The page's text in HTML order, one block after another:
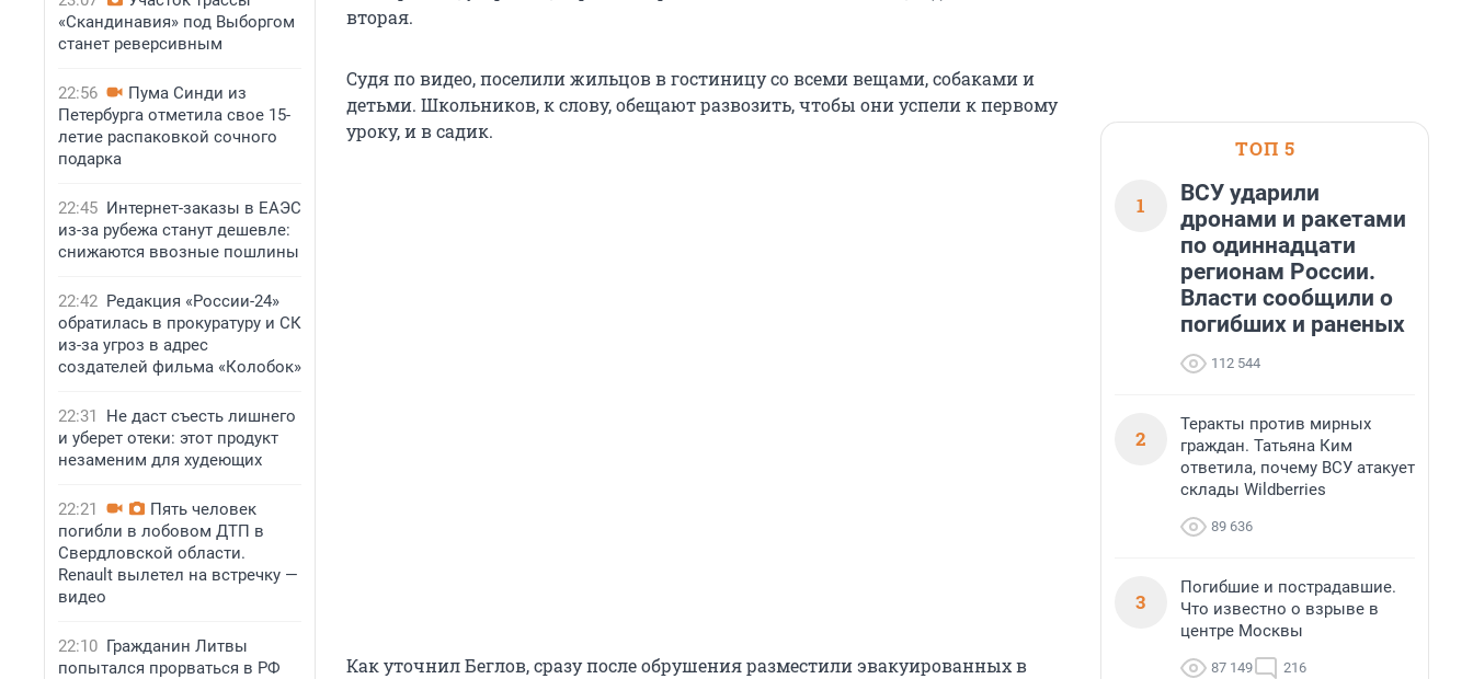
«Скандинавия» под Выборгом
станет реверсивным
22:56
Пума Синди из
Петербурга отметила свое 15-
летие распаковкой сочного
подарка
22:45 Интернет-заказы в ЕАЭС
из-за рубежа станут дешевле:
снижаются ввозные пошлины
22:42 Редакция «России-24»
обратилась в прокуратуру и СК
из-за угроз в адрес
создателей фильма «Колобок»
22:31
Не даст съесть лишнего
и уберет отеки: этот продукт
незаменим для худеющих
22:21
Пять человек
погибли в лобовом ДТП в
Свердловской области.
Renault вылетел на встречку —
видео
22:10 Гражданин Литвы
попытался прорваться в РФ
вторая.
Судя по видео, поселили жильцов в гостиницу со всеми вещами, собаками и
детьми. Школьников, к слову, обещают развозить, чтобы они успели к первому
уроку, и в садик.
Как уточнил Беглов, сразу после обрушения разместили эвакуированных в
ТОП 5
1
ВСУ ударили
дронами и ракетами
по одиннадцати
регионам России.
Власти сообщили о
погибших и раненых
112 544
2
Теракты против мирных
граждан. Татьяна Ким
ответила, почему ВСУ атакует
склады Wildberries
89 636
3
Погибшие и пострадавшие.
Что известно о взрыве в
центре Москвы
87 149 216